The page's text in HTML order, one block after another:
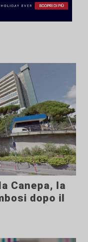
Canepa, la
dopo il